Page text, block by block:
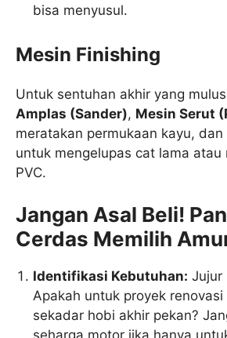
bisa menyusul.
Mesin Finishing
Untuk sentuhan akhir yang
Amplas (Sander), Mesin Serut
meratakan permukaan kayu, dan
untuk mengelupas cat lama atau
PVC.
Jangan Asal Beli!
Cerdas Memilih
Identifikasi Kebutuhan: Jujur
Apakah untuk proyek
sekadar hobi akhir pekan?